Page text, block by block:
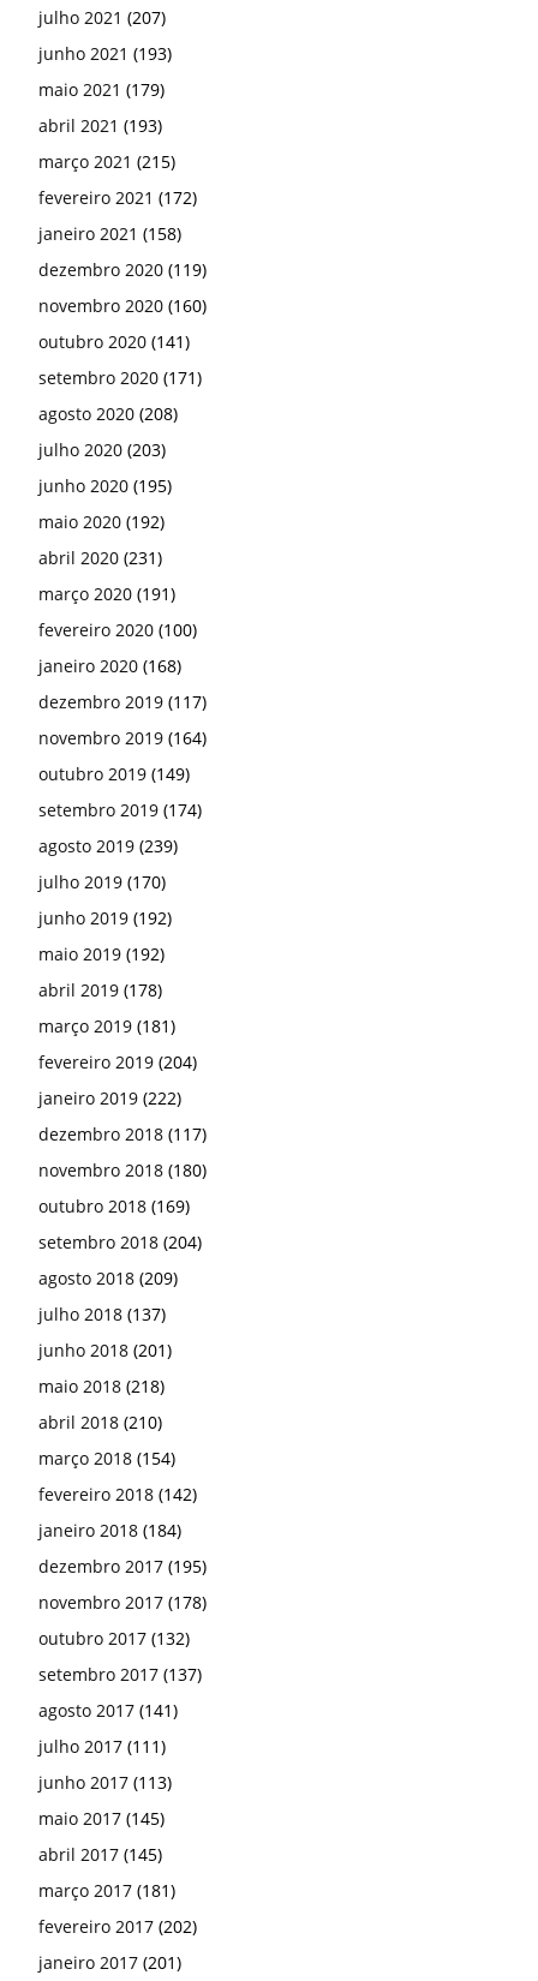
julho 2021 (207)
junho 2021 (193)
maio 2021 (179)
abril 2021 (193)
março 2021 (215)
fevereiro 2021 (172)
janeiro 2021 (158)
dezembro 2020 (119)
novembro 2020 (160)
outubro 2020 (141)
setembro 2020 (171)
agosto 2020 (208)
julho 2020 (203)
junho 2020 (195)
maio 2020 (192)
abril 2020 (231)
março 2020 (191)
fevereiro 2020 (100)
janeiro 2020 (168)
dezembro 2019 (117)
novembro 2019 (164)
outubro 2019 (149)
setembro 2019 (174)
agosto 2019 (239)
julho 2019 (170)
junho 2019 (192)
maio 2019 (192)
abril 2019 (178)
março 2019 (181)
fevereiro 2019 (204)
janeiro 2019 (222)
dezembro 2018 (117)
novembro 2018 (180)
outubro 2018 (169)
setembro 2018 (204)
agosto 2018 (209)
julho 2018 (137)
junho 2018 (201)
maio 2018 (218)
abril 2018 (210)
março 2018 (154)
fevereiro 2018 (142)
janeiro 2018 (184)
dezembro 2017 (195)
novembro 2017 (178)
outubro 2017 (132)
setembro 2017 (137)
agosto 2017 (141)
julho 2017 (111)
junho 2017 (113)
maio 2017 (145)
abril 2017 (145)
março 2017 (181)
fevereiro 2017 (202)
janeiro 2017 (201)